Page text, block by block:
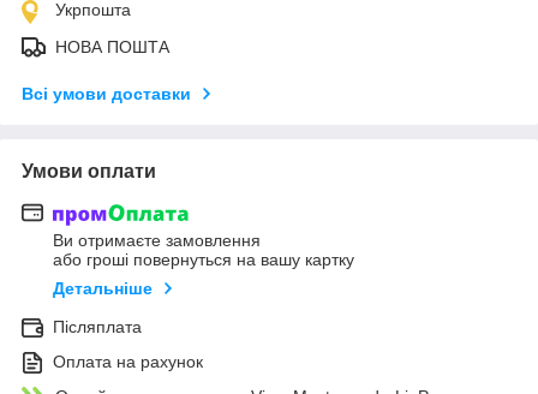
Укрпошта
НОВА ПОШТА
Всі умови доставки
Умови оплати
Ви отримаєте замовлення
або гроші повернуться на вашу картку
Детальніше
Післяплата
Оплата на рахунок